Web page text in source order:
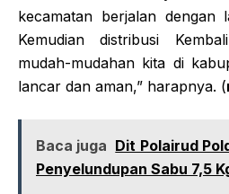
kecamatan berjalan dengan
Kemudian distribusi
mudah-mudahan kita di
lancar dan aman,” harapnya. (
Baca juga Dit Polairud
Penyelundupan Sabu 7,5